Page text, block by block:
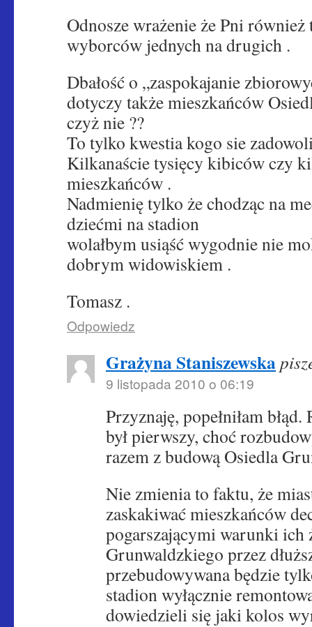
Odnosze wrażenie że Pni również
wyborców jednych na drugich .
Dbałość o „zaspokajanie
dotyczy także mieszkańców
czyż nie ??
To tylko kwestia kogo sie
Kilkanaście tysięcy kibiców czy
mieszkańców .
Nadmienię tylko że chodząc na
dziećmi na stadion
wolałbym usiąść wygodnie nie
dobrym widowiskiem .
Tomasz .
Odpowiedz
Grażyna Staniszewska
9 listopada 2010 o 06:19
Przyznaję, popełniłam
był pierwszy, choć
razem z budową Osiedla
Nie zmienia to faktu, że
zaskakiwać mieszkańców
pogarszającymi warunki ich
Grunwaldzkiego przez
przebudowywana będzie
stadion wyłącznie
dowiedzieli się jaki kolos